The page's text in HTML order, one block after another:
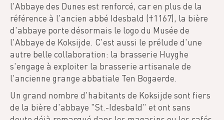
l'Abbaye des Dunes est renforcé, car en plus de la
référence à l'ancien abbé Idesbald (†1167), la bière
d'abbaye porte désormais le logo du Musée de
l'Abbaye de Koksijde. C'est aussi le prélude d'une
autre belle collaboration: la brasserie Huyghe
s'engage à exploiter la brasserie artisanale de
l'ancienne grange abbatiale Ten Bogaerde.
Un grand nombre d'habitants de Koksijde sont fiers
de la bière d'abbaye "St.-Idesbald" et ont sans